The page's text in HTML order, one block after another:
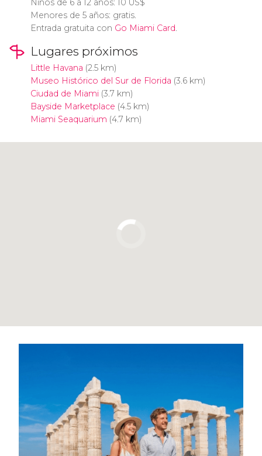
Niños de 6 a 12 años: 10 US$
Menores de 5 años: gratis.
Entrada gratuita con Go Miami Card.
Lugares próximos
Little Havana (2.5 km)
Museo Histórico del Sur de Florida (3.6 km)
Ciudad de Miami(3.7 km)
Bayside Marketplace (4.5 km)
Miami Seaquarium (4.7 km)